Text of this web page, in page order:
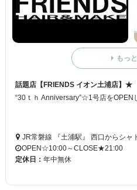
もっ
話題店【FRIENDS イオン土浦店】★
JR常磐線 『土浦駅』 西口からシャ
OPEN☆10:00～CLOSE★21:00
定休日： 年中無休